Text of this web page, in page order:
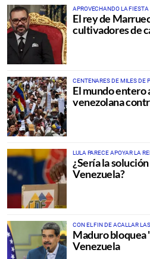
APROVECHANDO LA FIESTA
Y EL PUEBLO
El rey de
cultivadores de
CENTENARES DE MILES DE
MANIFIESTAN A FAVOR DE
El mundo entero
venezolana
LULA PARECE APOYAR LA
BIDEN TIENE DUDAS
¿Sería la
Venezuela?
CON EL FIN DE ACALLAR
Maduro bloquea
Venezuela